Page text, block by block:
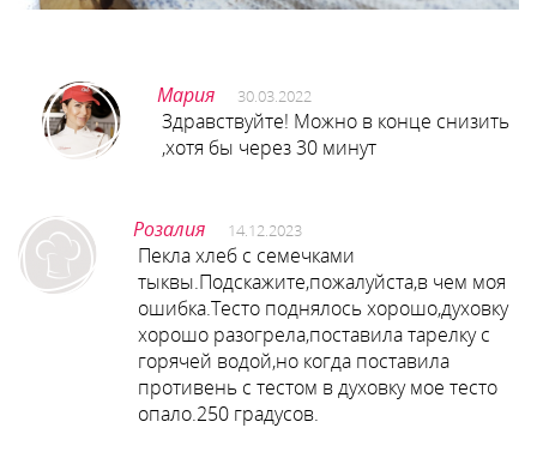
Мария 30.03.2022
Здравствуйте! Можно в конце снизить
,хотя бы через 30 минут
Розалия 14.12.2023
Пекла хлеб с семечками
тыквы.Подскажите,пожалуйста,в чем моя
ошибка.Тесто поднялось хорошо,духовку
хорошо разогрела,поставила тарелку с
горячей водой,но когда поставила
противень с тестом в духовку мое тесто
опало.250 градусов.